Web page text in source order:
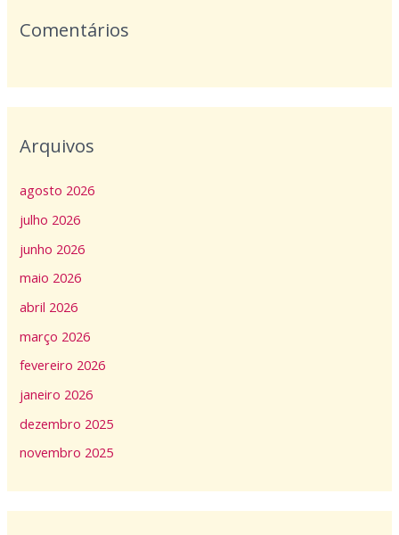
Comentários
Arquivos
agosto 2026
julho 2026
junho 2026
maio 2026
abril 2026
março 2026
fevereiro 2026
janeiro 2026
dezembro 2025
novembro 2025